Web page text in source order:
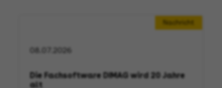
Nachricht
08.07.2026
Die Fachsoftware DIMAG wird 20 Jahre
alt